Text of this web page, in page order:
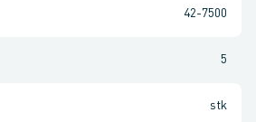
42-7500
5
stk